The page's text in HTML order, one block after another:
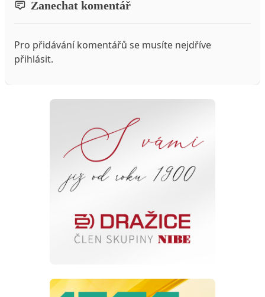
Zanechat komentář
Pro přidávání komentářů se musíte nejdříve
přihlásit.